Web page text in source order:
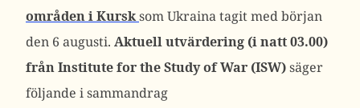
områden i Kursksom Ukraina tagit med början
den 6 augusti. Aktuell utvärdering (i natt 03.00)
från Institute for the Study of War (ISW)säger
följande i sammandrag